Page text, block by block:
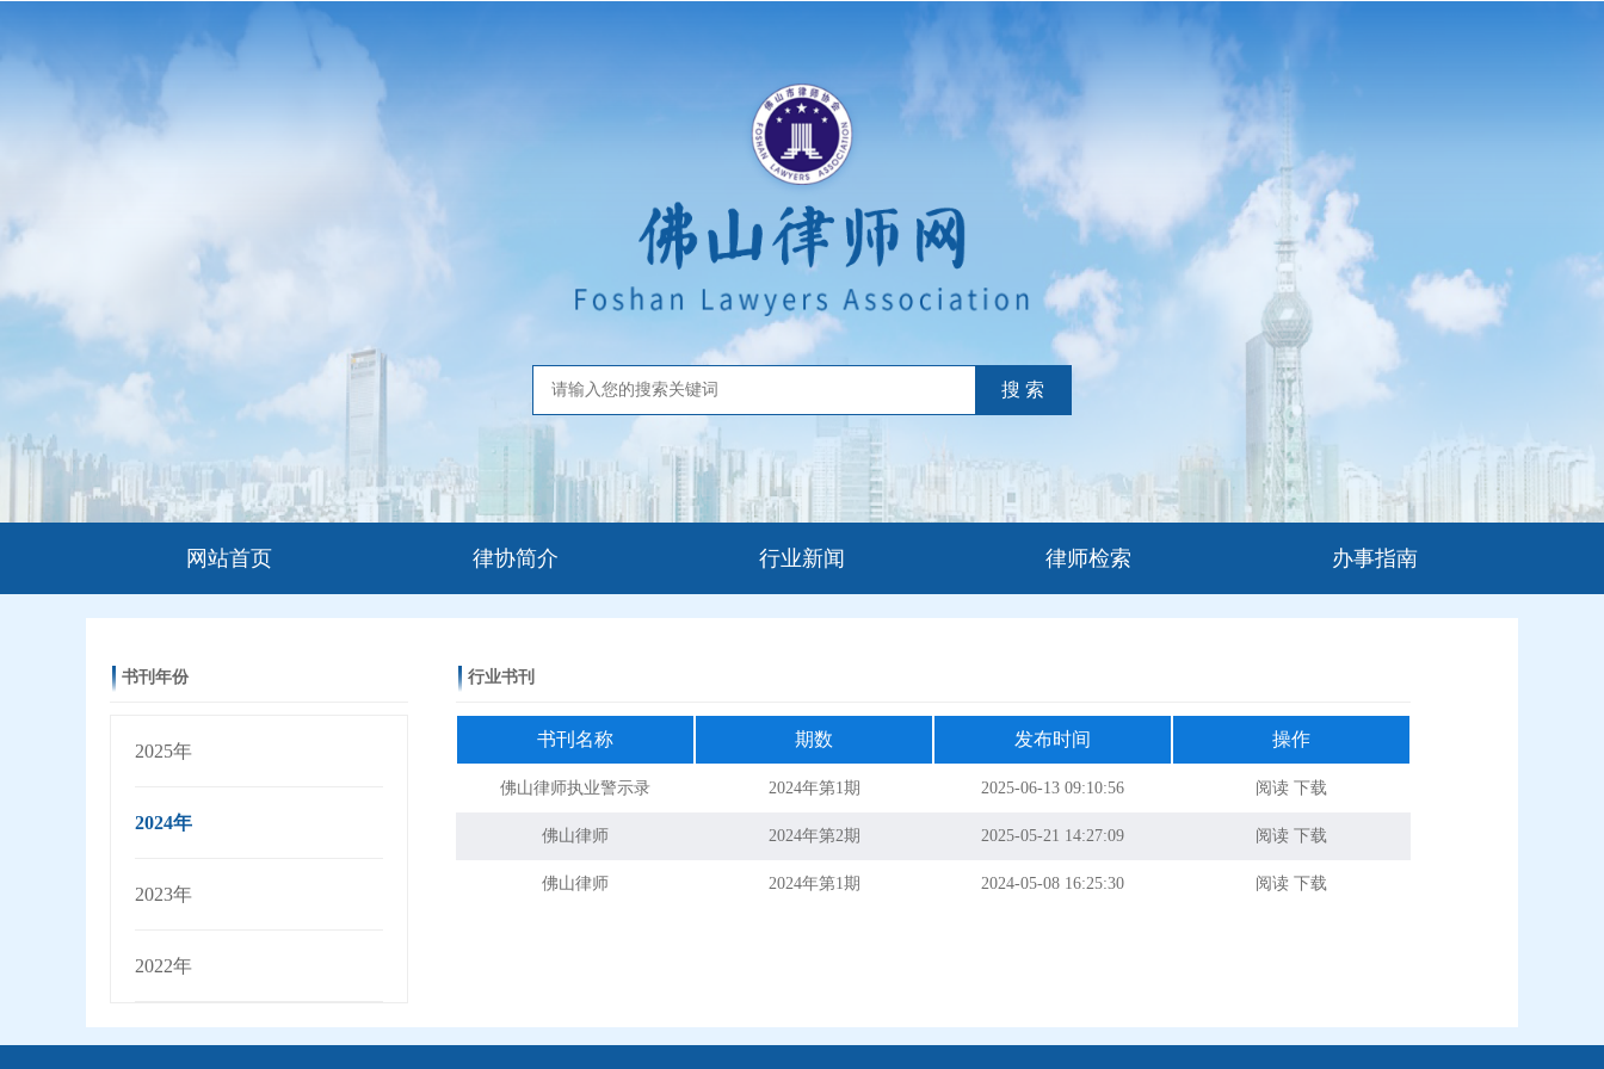
网站首页 律协简介 行业新闻 律师检索 办事指南
书刊年份
2025年
2024年
2023年
2022年
行业书刊
书刊名称 期数 发布时间 操作
佛山律师执业警示录 2024年第1期 2025-06-13 09:10:56 阅读 下载
佛山律师 2024年第2期 2025-05-21 14:27:09 阅读 下载
佛山律师 2024年第1期 2024-05-08 16:25:30 阅读 下载